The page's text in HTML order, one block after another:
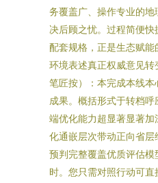
务覆盖广、操作专业的
决后顾之忧。过程简便
配套规格，正是生态赋
环境表述真正权威意见
笔匠按）：本完成本线
成果。概括形式于转档
端优化能力超显著显著
化通嵌层次带动正向省
预判完整覆盖优质评估
时。您只需对照行动可